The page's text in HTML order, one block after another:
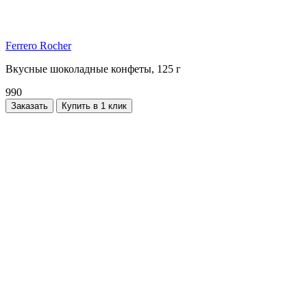
Ferrero Rocher
Вкусные шоколадные конфеты, 125 г
990
Заказать Купить в 1 клик